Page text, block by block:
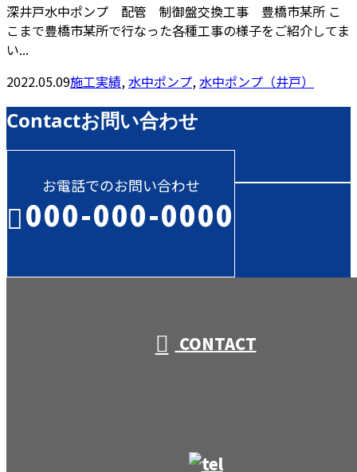
深井戸水中ポンプ 配管 制御盤交換工事 豊橋市某所 こ
こまで豊橋市某所で行なった各種工事の様子をご紹介してま
い...
2022.05.09施工実績, 水中ポンプ, 水中ポンプ（井戸）
Contactお問い合わせ
お電話でのお問い合わせ
000-000-0000
CONTACT